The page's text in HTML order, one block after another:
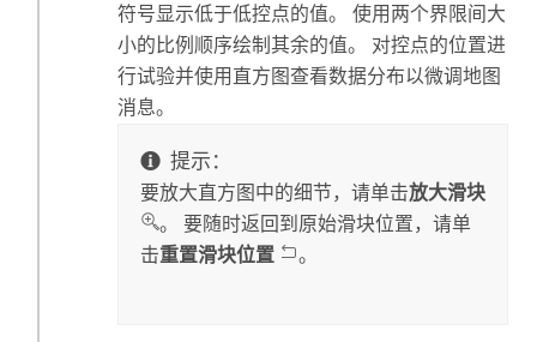
符号显示低于低控点的值。 使用两个界限间大
小的比例顺序绘制其余的值。 对控点的位置进
行试验并使用直方图查看数据分布以微调地图
消息。
提示：
要放大直方图中的细节，请单击放大滑块
。 要随时返回到原始滑块位置，请单
击重置滑块位置 。